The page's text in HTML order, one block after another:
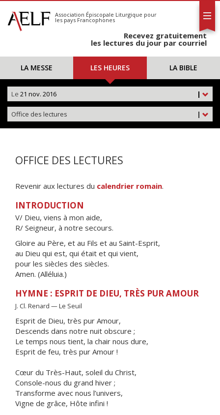
S'abonner
Calendrier
Association Épiscopale Liturgique pour
les pays Francophones
Recevez gratuitement
les lectures du jour par courriel
LA MESSE LES HEURES LA BIBLE
|
Le 21 nov. 2016
|
Office des lectures
OFFICE DES LECTURES
Revenir aux lectures du calendrier romain.
INTRODUCTION
V/ Dieu, viens à mon aide,
R/ Seigneur, à notre secours.
Gloire au Père, et au Fils et au Saint-Esprit,
au Dieu qui est, qui était et qui vient,
pour les siècles des siècles.
Amen. (Alléluia.)
HYMNE : ESPRIT DE DIEU, TRÈS PUR AMOUR
J. Cl. Renard — Le Seuil
Esprit de Dieu, très pur Amour,
Descends dans notre nuit obscure ;
Le temps nous tient, la chair nous dure,
Esprit de feu, très pur Amour !
Cœur du Très-Haut, soleil du Christ,
Console-nous du grand hiver ;
Transforme avec nous l’univers,
Vigne de grâce, Hôte infini !